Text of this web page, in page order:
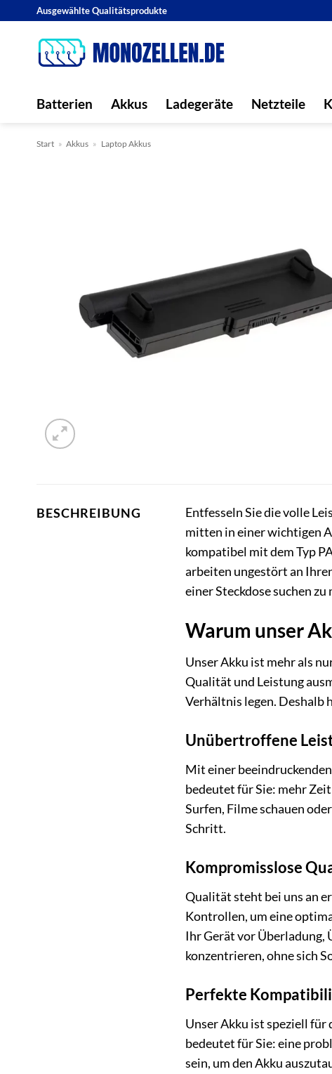
springen
Ausgewählte Qualitätsprodukte
Batterien Akkus Ladegeräte Netzteile
Start » Akkus » Laptop Akkus
BESCHREIBUNG
Entfesseln Sie die volle
mitten in einer wichtigen
kompatibel mit dem Typ
arbeiten ungestört an
einer Steckdose suchen
Warum unser
Unser Akku ist mehr als
Qualität und Leistung
Verhältnis legen. Deshalb
Unübertroffene
Mit einer
bedeutet für Sie: mehr
Surfen, Filme schauen
Schritt.
Kompromisslose
Qualität steht bei uns an
Kontrollen, um eine
Ihr Gerät vor Überladung,
konzentrieren, ohne sich
Perfekte
Unser Akku ist speziell für
bedeutet für Sie: eine
sein, um den Akku